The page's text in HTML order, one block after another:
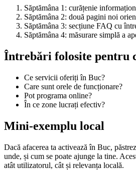
Săptămâna 1: curățenie
Săptămâna 2: două pagini noi
Săptămâna 3: secțiune FAQ cu
Săptămâna 4: măsurare simplă a
Întrebări folosite pentru
Ce servicii oferiți în Buc?
Care sunt orele de funcționare?
Pot programa online?
În ce zone lucrați efectiv?
Mini-exemplu local
Dacă afacerea ta activează în Buc,
unde, și cum se poate ajunge la tine.
atât utilizatorul, cât și relevanța locală.